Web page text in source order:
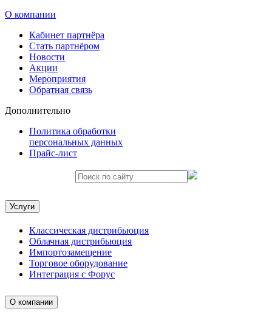
О компании
Кабинет партнёра
Стать партнёром
Новости
Акции
Мероприятия
Обратная связь
Дополнительно
Политика обработки
персональных данных
Прайс-лист
Услуги
Классическая дистрибьюция
Облачная дистрибьюция
Импортозамещение
Торговое оборудование
Интеграция с Форус
О компании